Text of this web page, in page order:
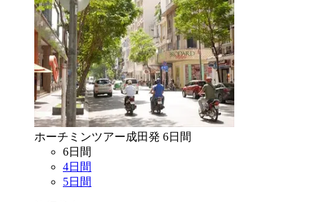
ホーチミンツアー成田発 6日間
6日間
4日間
5日間